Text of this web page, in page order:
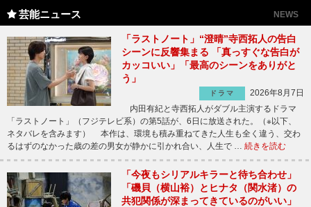
芸能ニュース NEWS
「ラストノート」“澄晴”寺西拓人の告白
シーンに反響集まる 「真っすぐな告白が
カッコいい」「最高のシーンをありがと
う」
ドラマ
2026年8月7日
内田有紀と寺西拓人がダブル主演するドラマ
「ラストノート」（フジテレビ系）の第5話が、6日に放送された。（※以下、
ネタバレを含みます） 本作は、環境も積み重ねてきた人生も全く違う、交わ
るはずのなかった歳の差の男女が静かに引かれ合い、人生で … 続きを読む
「今夜もシリアルキラーと待ち合わせ」
「磯貝（横山裕）とヒナタ（関水渚）の
共犯関係が深まってきているのがいい」